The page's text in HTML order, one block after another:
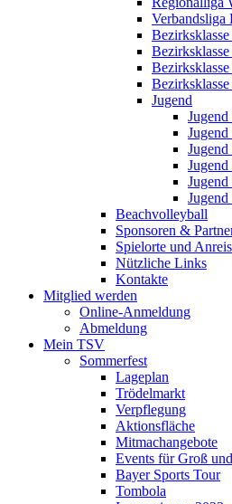
Verbandsliga
Jugend
Beachvolleyball
Sponsoren &
Spielorte und
Nützliche Links
Kontakte
Mitglied werden
Online-Anmeldung
Abmeldung
Mein TSV
Sommerfest
Lageplan
Trödelmarkt
Verpflegung
Aktionsfläche
Mitmachangebote
Events für Groß
Bayer Sports Tour
Tombola